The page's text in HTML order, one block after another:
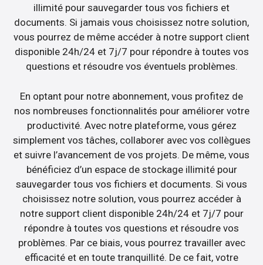
illimité pour sauvegarder tous vos fichiers et
documents. Si jamais vous choisissez notre solution,
vous pourrez de même accéder à notre support client
disponible 24h/24 et 7j/7 pour répondre à toutes vos
questions et résoudre vos éventuels problèmes.
En optant pour notre abonnement, vous profitez de
nos nombreuses fonctionnalités pour améliorer votre
productivité. Avec notre plateforme, vous gérez
simplement vos tâches, collaborer avec vos collègues
et suivre l’avancement de vos projets. De même, vous
bénéficiez d’un espace de stockage illimité pour
sauvegarder tous vos fichiers et documents. Si vous
choisissez notre solution, vous pourrez accéder à
notre support client disponible 24h/24 et 7j/7 pour
répondre à toutes vos questions et résoudre vos
problèmes. Par ce biais, vous pourrez travailler avec
efficacité et en toute tranquillité. De ce fait, votre